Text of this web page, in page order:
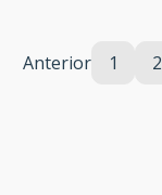
Anterior 1 2